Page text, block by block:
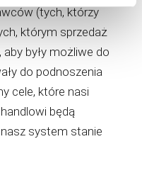
(tych, którzy
którym sprzedaż
aby były możliwe do
do podnoszenia
cele, które nasi
będą
system stanie